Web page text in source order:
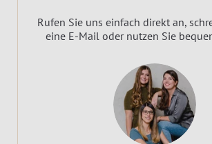
Rufen Sie uns einfach direkt an,
eine E-Mail oder nutzen Sie